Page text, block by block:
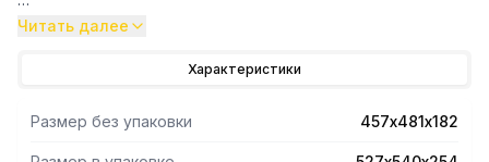
Профессиональные контактные грили со
подходят для приготовления широкого спектра
Высокое качество приготовления благодаря
равномерному распределению тепла и использованию
Читать далее
Характеристики
Размер без упаковки 457х481х182